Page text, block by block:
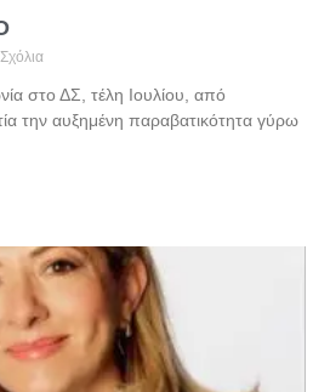
στο ΔΣ, τέλη Ιουλίου, από
την αυξημένη παραβατικότητα γύρω